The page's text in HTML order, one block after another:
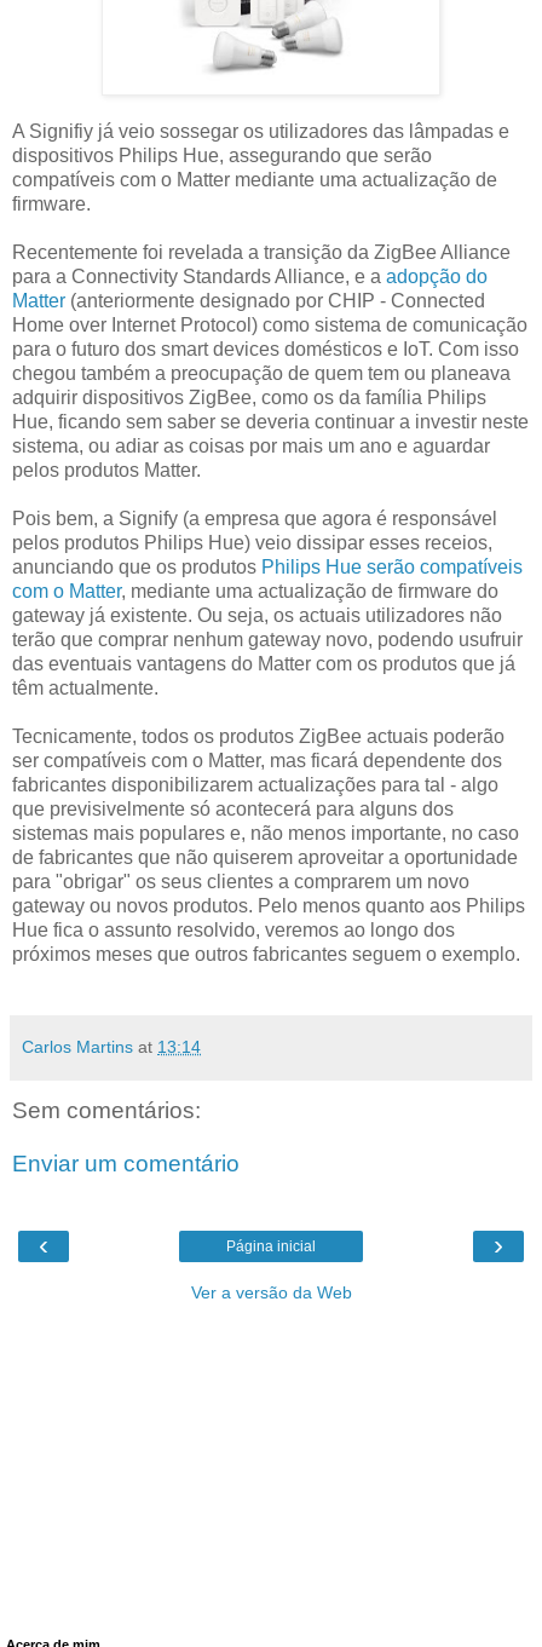
A Signifiy já veio sossegar os utilizadores das lâmpadas e
dispositivos Philips Hue, assegurando que serão
compatíveis com o Matter mediante uma actualização de
firmware.
Recentemente foi revelada a transição da ZigBee Alliance
para a Connectivity Standards Alliance, e a adopção do
Matter (anteriormente designado por CHIP - Connected
Home over Internet Protocol) como sistema de comunicação
para o futuro dos smart devices domésticos e IoT. Com isso
chegou também a preocupação de quem tem ou planeava
adquirir dispositivos ZigBee, como os da família Philips
Hue, ficando sem saber se deveria continuar a investir neste
sistema, ou adiar as coisas por mais um ano e aguardar
pelos produtos Matter.
Pois bem, a Signify (a empresa que agora é responsável
pelos produtos Philips Hue) veio dissipar esses receios,
anunciando que os produtos Philips Hue serão compatíveis
com o Matter, mediante uma actualização de firmware do
gateway já existente. Ou seja, os actuais utilizadores não
terão que comprar nenhum gateway novo, podendo usufruir
das eventuais vantagens do Matter com os produtos que já
têm actualmente.
Tecnicamente, todos os produtos ZigBee actuais poderão
ser compatíveis com o Matter, mas ficará dependente dos
fabricantes disponibilizarem actualizações para tal - algo
que previsivelmente só acontecerá para alguns dos
sistemas mais populares e, não menos importante, no caso
de fabricantes que não quiserem aproveitar a oportunidade
para "obrigar" os seus clientes a comprarem um novo
gateway ou novos produtos. Pelo menos quanto aos Philips
Hue fica o assunto resolvido, veremos ao longo dos
próximos meses que outros fabricantes seguem o exemplo.
Carlos Martins at 13:14
Sem comentários:
Enviar um comentário
‹ ›
Página inicial
Ver a versão da Web